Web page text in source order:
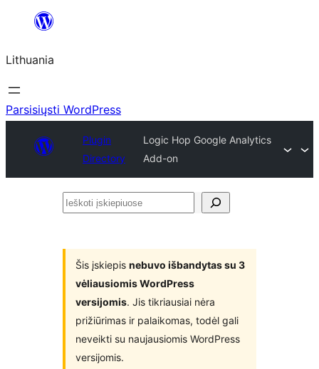
turinio
Lithuania
Parsisiųsti WordPress
Plugin
Directory
Logic Hop Google Analytics
Add-on
Ieškoti
Šis įskiepis nebuvo išbandytas su 3
vėliausiomis WordPress
versijomis. Jis tikriausiai nėra
prižiūrimas ir palaikomas, todėl gali
neveikti su naujausiomis WordPress
versijomis.